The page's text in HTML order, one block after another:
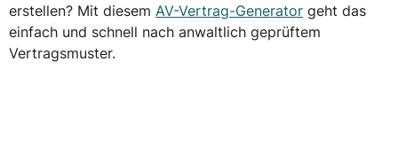
erstellen? Mit diesem AV-Vertrag-Generator geht das
einfach und schnell nach anwaltlich geprüftem
Vertragsmuster.